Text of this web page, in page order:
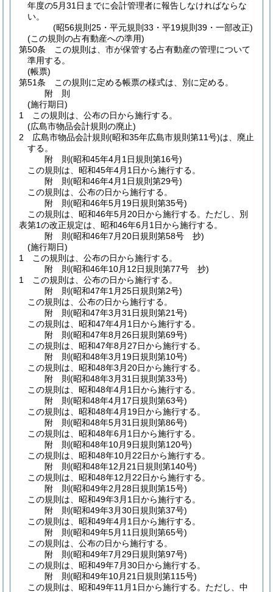
年度の5月31日までに会計管理者に報告しなければならな
い。
(昭56規則25・平元規則33・平19規則39・一部改正)
(この規則の占有動産への準用)
第50条
この規則は、市が保管する占有動産の管理について
準用する。
(帳票)
第51条
この規則に定める帳票の様式は、別に定める。
附 則
(施行期日)
1
この規則は、公布の日から施行する。
(広島市物品会計規則の廃止)
2
広島市物品会計規則 (昭和35年広島市規則第11号)は、廃止
する。
附 則(昭和45年4月1日規則第16号)
この規則は、昭和45年4月1日から施行する。
附 則(昭和46年4月1日規則第29号)
この規則は、公布の日から施行する。
附 則(昭和46年5月19日規則第35号)
この規則は、昭和46年5月20日から施行する。 ただし、別
表第1の改正規定は、昭和46年6月1日から施行する。
附 則(昭和46年7月20日規則第58号 抄)
(施行期日)
1
この規則は、公布の日から施行する。
附 則(昭和46年10月12日規則第77号 抄)
1
この規則は、公布の日から施行する。
附 則(昭和47年1月25日規則第2号)
この規則は、公布の日から施行する。
附 則(昭和47年3月31日規則第21号)
この規則は、昭和47年4月1日から施行する。
附 則(昭和47年8月26日規則第69号)
この規則は、昭和47年8月27日から施行する。
附 則(昭和48年3月19日規則第10号)
この規則は、昭和48年3月20日から施行する。
附 則(昭和48年3月31日規則第33号)
この規則は、昭和48年4月1日から施行する。
附 則(昭和48年4月17日規則第63号)
この規則は、昭和48年4月19日から施行する。
附 則(昭和48年5月31日規則第86号)
この規則は、昭和48年6月1日から施行する。
附 則(昭和48年10月9日規則第120号)
この規則は、昭和48年10月22日から施行する。
附 則(昭和48年12月21日規則第140号)
この規則は、昭和48年12月22日から施行する。
附 則(昭和49年2月28日規則第15号)
この規則は、昭和49年3月1日から施行する。
附 則(昭和49年3月30日規則第37号)
この規則は、昭和49年4月1日から施行する。
附 則(昭和49年5月11日規則第65号)
この規則は、公布の日から施行する。
附 則(昭和49年7月29日規則第97号)
この規則は、昭和49年7月30日から施行する。
附 則(昭和49年10月21日規則第115号)
この規則は、昭和49年11月1日から施行する。 ただし、中